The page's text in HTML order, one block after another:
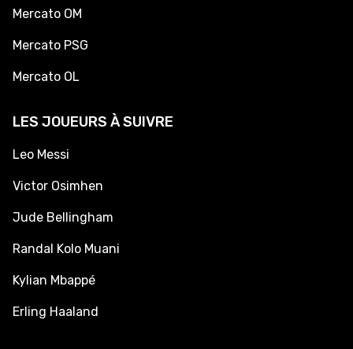
Mercato OM
Mercato PSG
Mercato OL
LES JOUEURS À SUIVRE
Leo Messi
Victor Osimhen
Jude Bellingham
Randal Kolo Muani
Kylian Mbappé
Erling Haaland